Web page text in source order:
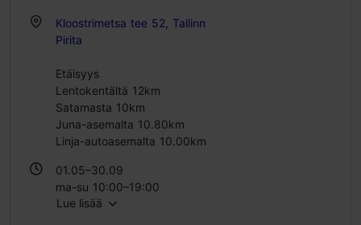
Kloostrimetsa tee 52, Tallinn
Pirita
Etäisyys
Lentokentältä 12km
Satamasta 10km
Juna-asemalta 10.80km
Linja-autoasemalta 10.00km
01.05–30.09
ma-su 10:00–19:00
Lue lisää